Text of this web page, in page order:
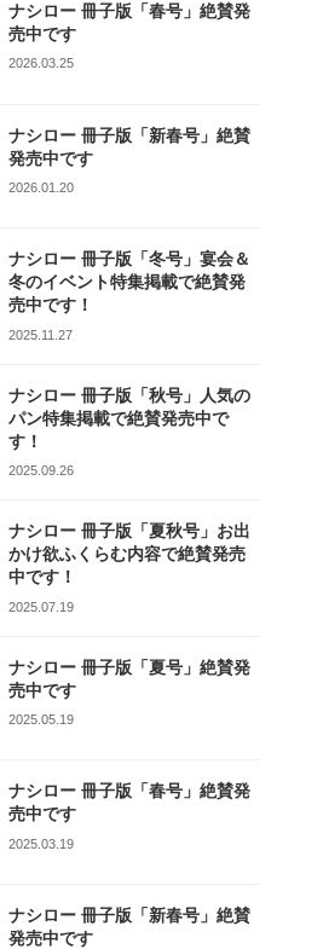
ナシロー 冊子版「春号」絶賛発
売中です
2026.03.25
ナシロー 冊子版「新春号」絶賛
発売中です
2026.01.20
ナシロー 冊子版「冬号」宴会＆
冬のイベント特集掲載で絶賛発
売中です！
2025.11.27
ナシロー 冊子版「秋号」人気の
パン特集掲載で絶賛発売中で
す！
2025.09.26
ナシロー 冊子版「夏秋号」お出
かけ欲ふくらむ内容で絶賛発売
中です！
2025.07.19
ナシロー 冊子版「夏号」絶賛発
売中です
2025.05.19
ナシロー 冊子版「春号」絶賛発
売中です
2025.03.19
ナシロー 冊子版「新春号」絶賛
発売中です